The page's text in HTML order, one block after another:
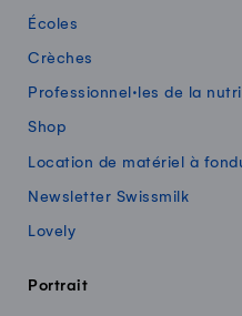
Écoles
Crèches
Professionnel·les de la
Shop
Location de matériel à
Newsletter Swissmilk
Lovely
Portrait